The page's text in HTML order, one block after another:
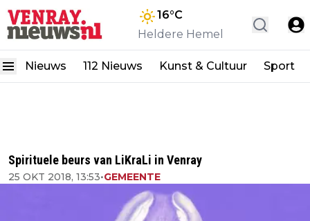
16°C
Heldere Hemel
Nieuws 112 Nieuws Kunst & Cultuur Sport
Spirituele beurs van LiKraLi in Venray
25 OKT 2018, 13:53•GEMEENTE